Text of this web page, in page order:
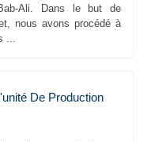
Ali. Dans le but de
nous avons procédé à
...
De Production